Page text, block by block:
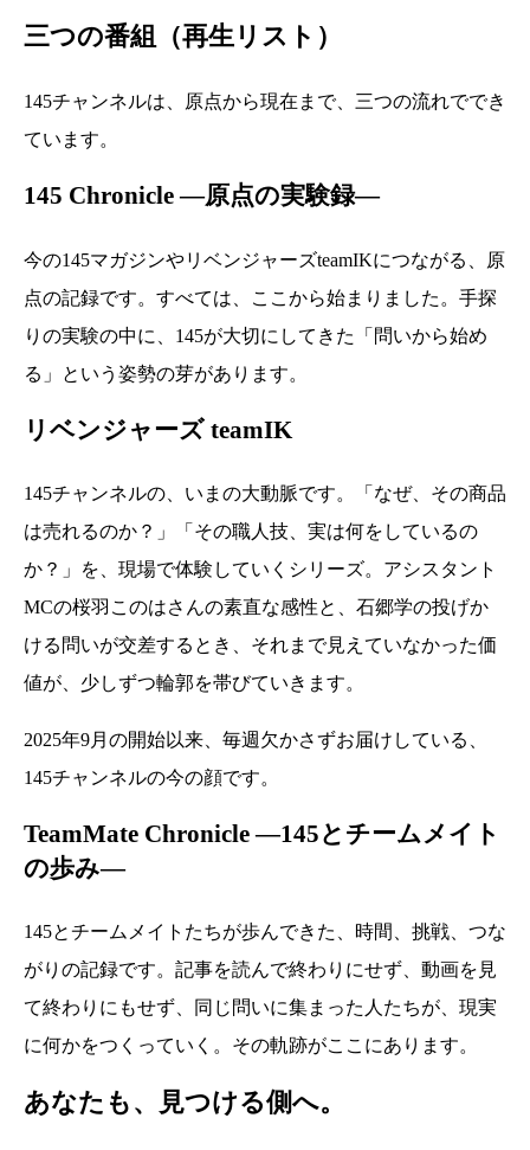
三つの番組（再生リスト）
145チャンネルは、原点から現在まで、三つの流れででき
ています。
145 Chronicle ―原点の実験録―
今の145マガジンやリベンジャーズteamIKにつながる、原
点の記録です。すべては、ここから始まりました。手探
りの実験の中に、145が大切にしてきた「問いから始め
る」という姿勢の芽があります。
リベンジャーズ teamIK
145チャンネルの、いまの大動脈です。「なぜ、その商品
は売れるのか？」「その職人技、実は何をしているの
か？」を、現場で体験していくシリーズ。アシスタント
MCの桜羽このはさんの素直な感性と、石郷学の投げか
ける問いが交差するとき、それまで見えていなかった価
値が、少しずつ輪郭を帯びていきます。
2025年9月の開始以来、毎週欠かさずお届けしている、
145チャンネルの今の顔です。
TeamMate Chronicle ―145とチームメイト
の歩み―
145とチームメイトたちが歩んできた、時間、挑戦、つな
がりの記録です。記事を読んで終わりにせず、動画を見
て終わりにもせず、同じ問いに集まった人たちが、現実
に何かをつくっていく。その軌跡がここにあります。
あなたも、見つける側へ。